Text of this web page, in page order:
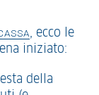
, ecco le
iniziato:
della